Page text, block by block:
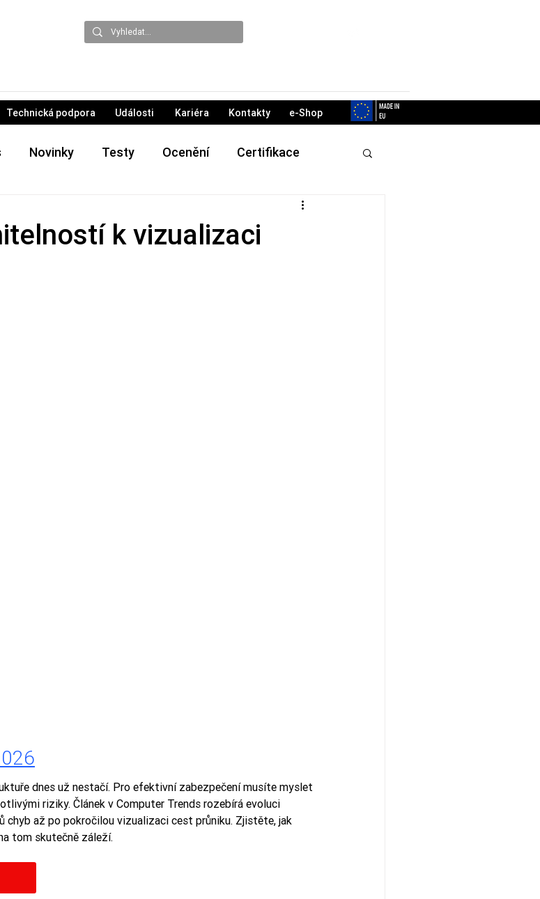
Technická podpora Události Kariéra Kontakty e-Shop
Novinky Testy Ocenění Certifikace
k vizualizaci
dnes už nestačí. Pro efektivní zabezpečení musíte myslet
riziky. Článek v Computer Trends rozebírá evoluci
až po pokročilou vizualizaci cest průniku. Zjistěte, jak
tom skutečně záleží.